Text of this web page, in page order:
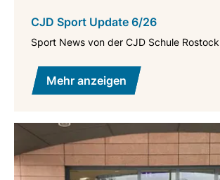
CJD Sport Update 6/26
Sport News von der CJD Schule Rostock
Mehr anzeigen